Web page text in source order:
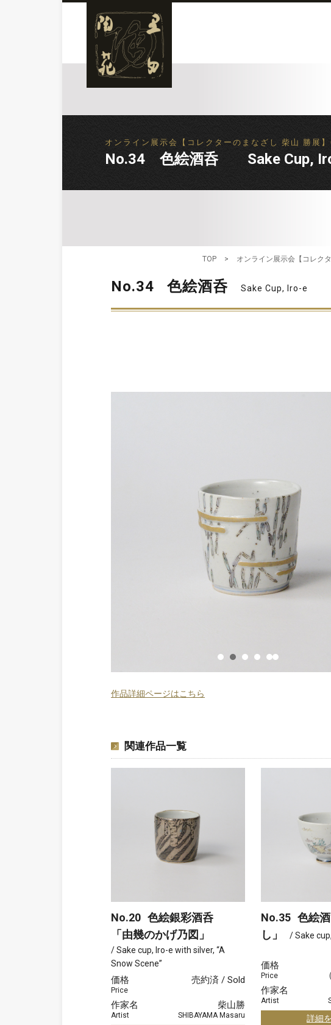
オンライン展示会【コレクターのまなざし 柴山 勝
No.34 色絵酒呑 Sake Cup,
TOP > オンライン展示会【コレク
No.34 色絵酒呑 Sake Cup, Iro-e
作品詳細ページはこちら
関連作品一覧
No.20 色絵銀彩酒呑
「由幾のかげ乃図」
/ Sake cup, Iro-e with silver, “A
Snow Scene”
価格
Price
売約済 / Sold
作家名
Artist
柴山勝
SHIBAYAMA Masaru
No.35 色絵
し」
/ Sake
価格
Price
作家名
Artist
詳細